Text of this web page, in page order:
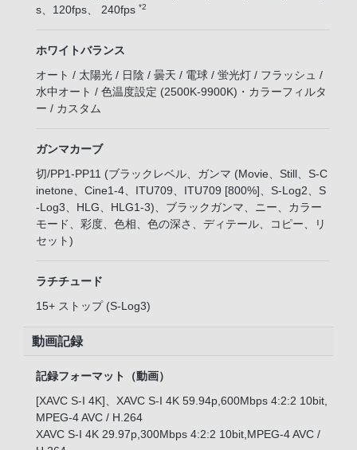
s、120fps、 240fps *2
ホワイトバランス
オート / 太陽光 / 日陰 / 曇天 / 電球 / 蛍光灯 / フラッシュ /
水中オート / 色温度設定 (2500K-9900K)・カラーフィルタ
ー / カスタム
ガンマカーブ
切/PP1-PP11 (ブラックレベル、ガンマ (Movie、Still、S-C
inetone、Cine1-4、ITU709、ITU709 [800%]、S-Log2、S
-Log3、HLG、HLG1-3)、ブラックガンマ、ニー、カラー
モード、彩度、色相、色の深さ、ディテール、コピー、リ
セット)
ラチチュード
15+ ストップ (S-Log3)
動画記録
記録フォーマット（動画）
[XAVC S-I 4K]、XAVC S-I 4K 59.94p,600Mbps 4:2:2 10bit,
MPEG-4 AVC / H.264
XAVC S-I 4K 29.97p,300Mbps 4:2:2 10bit,MPEG-4 AVC /